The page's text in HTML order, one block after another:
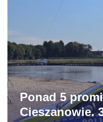
Ponad 5
Cieszanowie.